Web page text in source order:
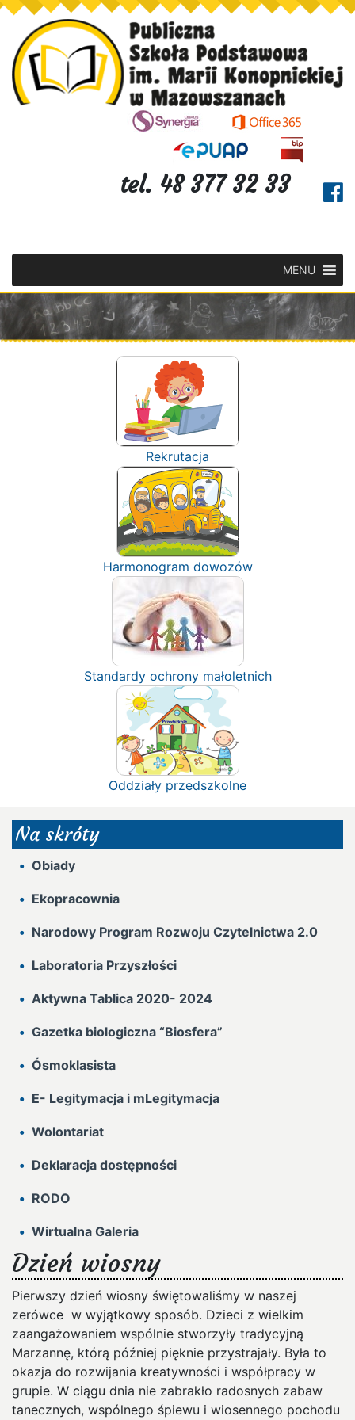
tel. 48 377 32 33
MENU
Rekrutacja
Harmonogram dowozów
Standardy ochrony małoletnich
Oddziały przedszkolne
Na skróty
Obiady
Ekopracownia
Narodowy Program Rozwoju Czytelnictwa 2.0
Laboratoria Przyszłości
Aktywna Tablica 2020- 2024
Gazetka biologiczna “Biosfera”
Ósmoklasista
E- Legitymacja i mLegitymacja
Wolontariat
Deklaracja dostępności
RODO
Wirtualna Galeria
Dzień wiosny
Pierwszy dzień wiosny świętowaliśmy w naszej
zerówce w wyjątkowy sposób. Dzieci z wielkim
zaangażowaniem wspólnie stworzyły tradycyjną
Marzannę, którą później pięknie przystrajały. Była to
okazja do rozwijania kreatywności i współpracy w
grupie. W ciągu dnia nie zabrakło radosnych zabaw
tanecznych, wspólnego śpiewu i wiosennego pochodu